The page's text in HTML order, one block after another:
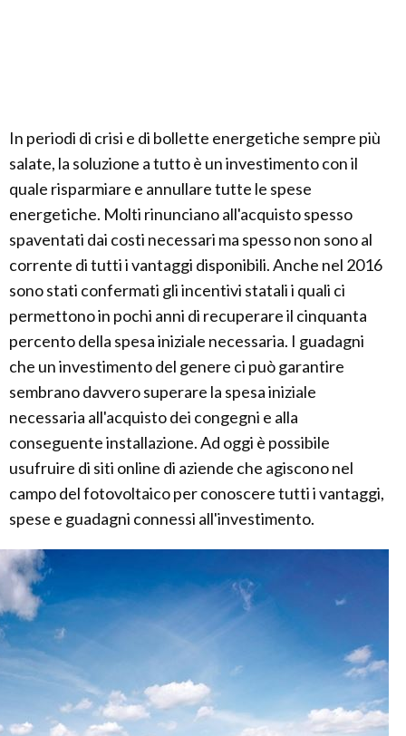
In periodi di crisi e di bollette energetiche sempre più
salate, la soluzione a tutto è un investimento con il
quale risparmiare e annullare tutte le spese
energetiche. Molti rinunciano all'acquisto spesso
spaventati dai costi necessari ma spesso non sono al
corrente di tutti i vantaggi disponibili. Anche nel 2016
sono stati confermati gli incentivi statali i quali ci
permettono in pochi anni di recuperare il cinquanta
percento della spesa iniziale necessaria. I guadagni
che un investimento del genere ci può garantire
sembrano davvero superare la spesa iniziale
necessaria all'acquisto dei congegni e alla
conseguente installazione. Ad oggi è possibile
usufruire di siti online di aziende che agiscono nel
campo del fotovoltaico per conoscere tutti i vantaggi,
spese e guadagni connessi all'investimento.